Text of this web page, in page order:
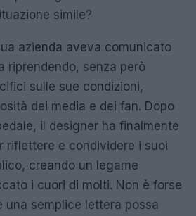
simile?
azienda aveva comunicato
riprendendo, senza però
sulle sue condizioni,
dei media e dei fan. Dopo
il designer ha finalmente
riflettere e condividere i suoi
creando un legame
i cuori di molti. Non è forse
una semplice lettera possa